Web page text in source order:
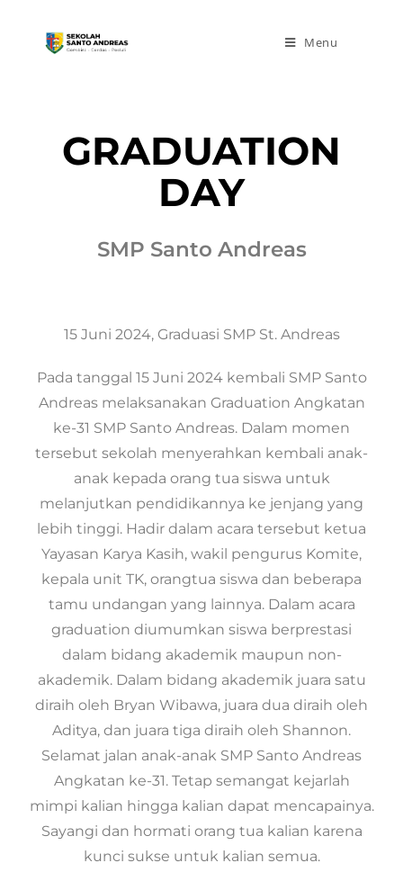
Menu
GRADUATION
DAY
SMP Santo Andreas
15 Juni 2024, Graduasi SMP St. Andreas
Pada tanggal 15 Juni 2024 kembali SMP Santo
Andreas melaksanakan Graduation Angkatan
ke-31 SMP Santo Andreas. Dalam momen
tersebut sekolah menyerahkan kembali anak-
anak kepada orang tua siswa untuk
melanjutkan pendidikannya ke jenjang yang
lebih tinggi. Hadir dalam acara tersebut ketua
Yayasan Karya Kasih, wakil pengurus Komite,
kepala unit TK, orangtua siswa dan beberapa
tamu undangan yang lainnya. Dalam acara
graduation diumumkan siswa berprestasi
dalam bidang akademik maupun non-
akademik. Dalam bidang akademik juara satu
diraih oleh Bryan Wibawa, juara dua diraih oleh
Aditya, dan juara tiga diraih oleh Shannon.
Selamat jalan anak-anak SMP Santo Andreas
Angkatan ke-31. Tetap semangat kejarlah
mimpi kalian hingga kalian dapat mencapainya.
Sayangi dan hormati orang tua kalian karena
kunci sukse untuk kalian semua.